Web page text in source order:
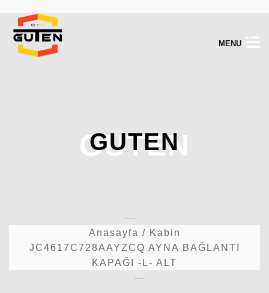
M ENU
GUTEN
GUTEN
Anasayfa / Kabin
JC4617C728AAYZCQ AYNA BAĞLANTI
KAPAĞI -L- ALT